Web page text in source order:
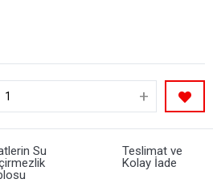
+
Su
Teslimat ve
Kolay İade